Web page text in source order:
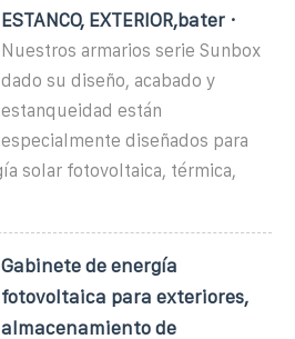
ESTANCO, EXTERIOR,bater ·
Nuestros armarios serie Sunbox
dado su diseño, acabado y
estanqueidad están
especialmente diseñados para
solar fotovoltaica, térmica,
Gabinete de energía
fotovoltaica para exteriores,
almacenamiento de